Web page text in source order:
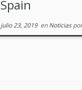
Spain
julio 23, 2019enNoticias